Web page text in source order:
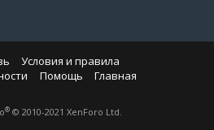
Условия и правила
Помощь
Главная
® © 2010-2021 XenForo Ltd.